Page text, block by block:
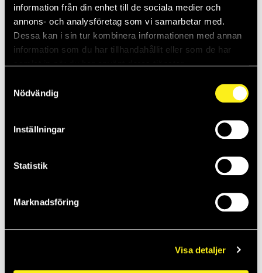
information från din enhet till de sociala medier och
annons- och analysföretag som vi samarbetar med.
Dessa kan i sin tur kombinera informationen med annan
information som du har tillhandahållit eller som de har
samlat in när du har använt deras tjänster.
Nödvändig
Inställningar
Statistik
Marknadsföring
Visa detaljer
2023
2020
2019